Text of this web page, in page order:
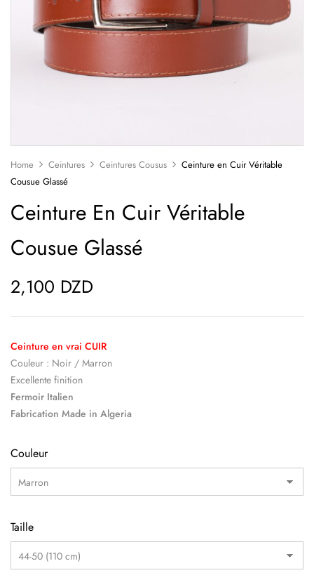
Home Ceintures Ceintures Cousus
Ceinture en Cuir Véritable
Cousue Glassé
Ceinture En Cuir Véritable
Cousue Glassé
2,100 DZD
Ceinture en vrai CUIR
Couleur : Noir / Marron
Excellente finition
Fermoir Italien
Fabrication Made in Algeria
Couleur
Taille